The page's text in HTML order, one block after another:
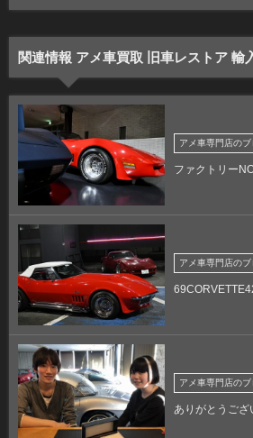
関連情報 アメ車買取 旧車レストア 輸
アメ車専門店のブ
ファクトリー
アメ車専門店のブ
アメ車専門店のブ
ありがとうござ